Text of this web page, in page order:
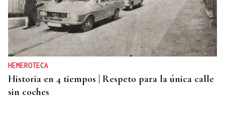
HEMEROTECA
Historia en 4 tiempos | Respeto para la única calle
sin coches